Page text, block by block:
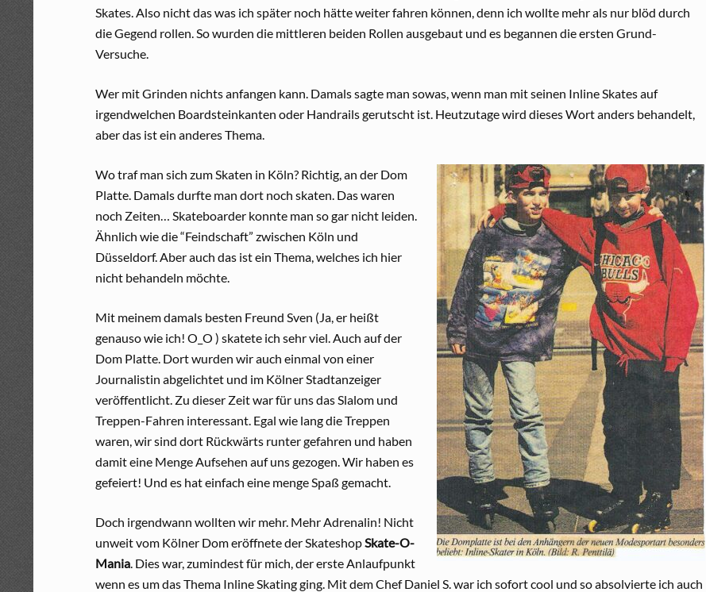
Skates. Also nicht das was ich später noch hätte weiter fahren können, denn ich wollte mehr als nur blöd durch
die Gegend rollen. So wurden die mittleren beiden Rollen ausgebaut und es begannen die ersten Grund-
Versuche.
Wer mit Grinden nichts anfangen kann. Damals sagte man sowas, wenn man mit seinen Inline Skates auf
irgendwelchen Boardsteinkanten oder Handrails gerutscht ist. Heutzutage wird dieses Wort anders behandelt,
aber das ist ein anderes Thema.
Wo traf man sich zum Skaten in Köln? Richtig, an der Dom
Platte. Damals durfte man dort noch skaten. Das waren
noch Zeiten… Skateboarder konnte man so gar nicht leiden.
Ähnlich wie die “Feindschaft” zwischen Köln und
Düsseldorf. Aber auch das ist ein Thema, welches ich hier
nicht behandeln möchte.
Mit meinem damals besten Freund Sven (Ja, er heißt
genauso wie ich! O_O ) skatete ich sehr viel. Auch auf der
Dom Platte. Dort wurden wir auch einmal von einer
Journalistin abgelichtet und im Kölner Stadtanzeiger
veröffentlicht. Zu dieser Zeit war für uns das Slalom und
Treppen-Fahren interessant. Egal wie lang die Treppen
waren, wir sind dort Rückwärts runter gefahren und haben
damit eine Menge Aufsehen auf uns gezogen. Wir haben es
gefeiert! Und es hat einfach eine menge Spaß gemacht.
Doch irgendwann wollten wir mehr. Mehr Adrenalin! Nicht
unweit vom Kölner Dom eröffnete der SkateshopSkate-O-
Mania. Dies war, zumindest für mich, der erste Anlaufpunkt
wenn es um das Thema Inline Skating ging. Mit dem Chef Daniel S. war ich sofort cool und so absolvierte ich auch